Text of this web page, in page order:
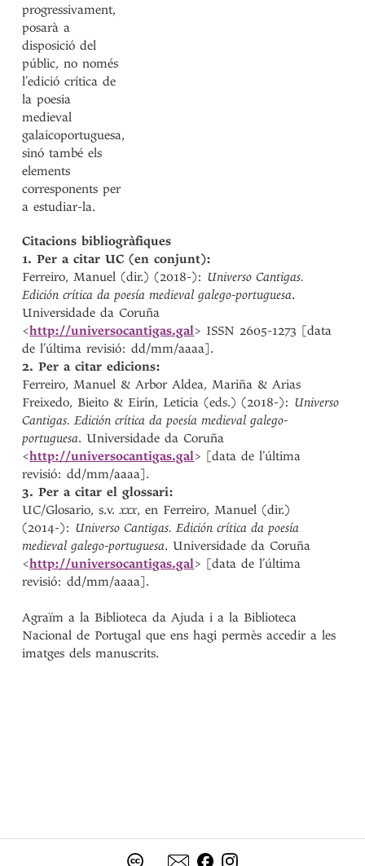
progressivament,
posarà a
disposició del
públic, no només
l’edició crítica de
la poesia
medieval
galaicoportuguesa,
sinó també els
elements
corresponents per
a estudiar-la.
Citacions bibliogràfiques
1. Per a citar UC (en conjunt):
Ferreiro, Manuel (dir.) (2018-): Universo Cantigas.
Edición crítica da poesía medieval galego-portuguesa.
Universidade da Coruña
<http://universocantigas.gal> ISSN 2605-1273 [data
de l’última revisió: dd/mm/aaaa].
2. Per a citar edicions:
Ferreiro, Manuel & Arbor Aldea, Mariña & Arias
Freixedo, Bieito & Eirín, Leticia (eds.) (2018-): Universo
Cantigas. Edición crítica da poesía medieval galego-
portuguesa. Universidade da Coruña
<http://universocantigas.gal> [data de l’última
revisió: dd/mm/aaaa].
3. Per a citar el glossari:
UC/Glosario, s.v.xxx, en Ferreiro, Manuel (dir.)
(2014-): Universo Cantigas. Edición crítica da poesía
medieval galego-portuguesa. Universidade da Coruña
<http://universocantigas.gal> [data de l’última
revisió: dd/mm/aaaa].
Agraïm a la Biblioteca da Ajuda i a la Biblioteca
Nacional de Portugal que ens hagi permès accedir a les
imatges dels manuscrits.